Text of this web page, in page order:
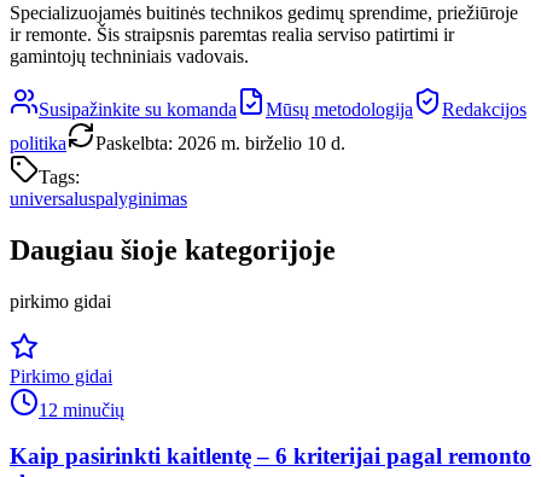
Specializuojamės buitinės technikos gedimų sprendime, priežiūroje
ir remonte. Šis straipsnis paremtas realia serviso patirtimi ir
gamintojų techniniais vadovais.
Susipažinkite su komanda Mūsų metodologija
Redakcijos
politika
Paskelbta: 2026 m. birželio 10 d.
Tags:
universaluspalyginimas
Daugiau šioje kategorijoje
pirkimo gidai
Pirkimo gidai
12 minučių
Kaip pasirinkti kaitlentę – 6 kriterijai pagal remonto